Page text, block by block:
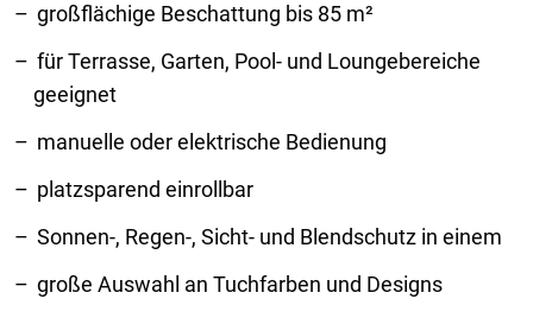
großflächige Beschattung bis 85 m²
für Terrasse, Garten, Pool- und Loungebereiche
geeignet
manuelle oder elektrische Bedienung
platzsparend einrollbar
Sonnen-, Regen-, Sicht- und Blendschutz in einem
große Auswahl an Tuchfarben und Designs